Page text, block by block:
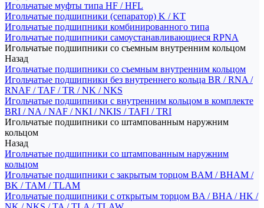
Игольчатые муфты типа HF / HFL
Игольчатые подшипники (сепаратор) K / KT
Игольчатые подшипники комбинированного типа
Игольчатые подшипники самоустанавливающиеся RPNA
Игольчатые подшипники со съемным внутренним кольцом
Назад
Игольчатые подшипники со съемным внутренним кольцом
Игольчатые подшипники без внутреннего кольца BR / RNA /
RNAF / TAF / TR / NK / NKS
Игольчатые подшипники с внутренним кольцом в комплекте
BRI / NA / NAF / NKI / NKIS / TAFI / TRI
Игольчатые подшипники со штампованным наружним
кольцом
Назад
Игольчатые подшипники со штампованным наружним
кольцом
Игольчатые подшипники с закрытым торцом BAM / BHAM /
BK / TAM / TLAM
Игольчатые подшипники с открытым торцом BA / BHA / HK /